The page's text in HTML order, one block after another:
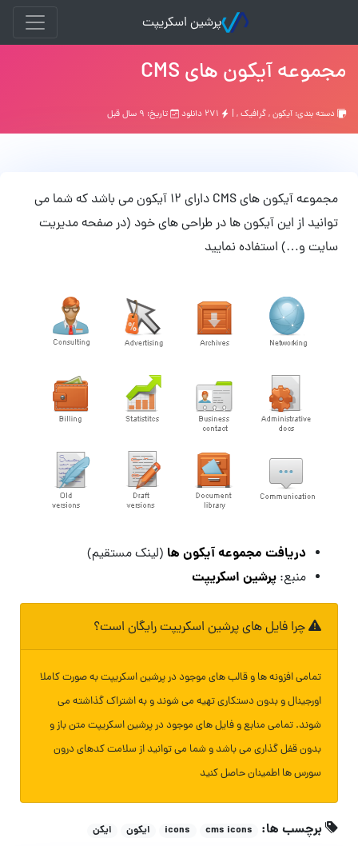
پرشین اسکریپت
مجموعه آیکون های CMS
دسته بندی: آیکون,گرافیک, | تاریخ: ۹ سال قبل
مجموعه آیکون های CMS دارای 12 آیکون می باشد که شما می
توانید از این آیکون ها در طراحی های خود (در صفحه مدیریت
سایت و…) استفاده نمایید
دریافت مجموعه آیکون ها (لینک مستقیم)
منبع: پرشین اسکریپت
چرا فایل های پرشین اسکریپت رایگان است؟
تمامی افزونه ها و قالب های موجود در پرشین اسکریپت به صورت کاملا
اورجینال و بدون دستکاری تهیه می شوند و به اشتراک گذاشته می
شوند. تمامی منابع و فایل های موجود در پرشین اسکریپت متن باز و
بدون قفل گذاری می باشد و شما می توانید از سلامت کدهای درون
سورس ها اطمینان حاصل کنید
برچسب ها: cms icons
icons ایکون
ایکن